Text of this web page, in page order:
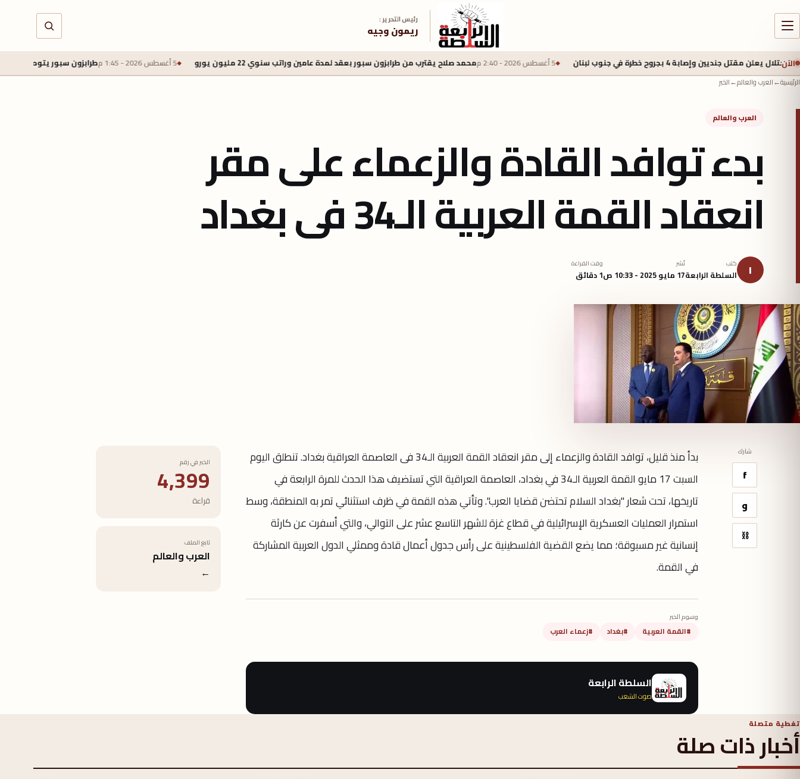
رئيس التحرير :
ريمون وجيه
الآنوإصابة 4 بجروح خطرة في جنوب لبنان 5 أغسطس 2026 - 2:40 م محمد صلاح يقترب من طرابزون سبور بعقد لمدة عامين وراتب سنوي 22 مليون يورو 5 أغسطس 2026 - 1:45 م طرابزون سبور يتوصل لاتفاق لضم محمد
الرئيسية←العرب والعالم←الخبر
العرب والعالم
بدء توافد القادة والزعماء على مقر
انعقاد القمة العربية الـ34 فى بغداد
ا كتب
السلطة الرابعة
نُشر
17 مايو 2025 - 10:33 ص
وقت القراءة
1 دقائق
شارك
f
و
⛓
بدأ منذ قليل، توافد القادة والزعماء إلى مقر انعقاد القمة العربية الـ34 فى العاصمة العراقية بغداد. تنطلق اليوم
السبت 17 مايو القمة العربية الـ34 في بغداد، العاصمة العراقية التي تستضيف هذا الحدث للمرة الرابعة في
تاريخها، تحت شعار "بغداد السلام تحتضن قضايا العرب". وتأتي هذه القمة في ظرف استثنائي تمر به المنطقة، وسط
استمرار العمليات العسكرية الإسرائيلية في قطاع غزة للشهر التاسع عشر على التوالي، والتي أسفرت عن كارثة
إنسانية غير مسبوقة؛ مما يضع القضية الفلسطينية على رأس جدول أعمال قادة وممثلي الدول العربية المشاركة
في القمة.
وسوم الخبر
#القمة العربية #بغداد #زعماء العرب
السلطة الرابعة
صوت الشعب
الخبر في رقم
4,399
قراءة
تابع الملف
العرب والعالم
←
تغطية متصلة
أخبار ذات صلة